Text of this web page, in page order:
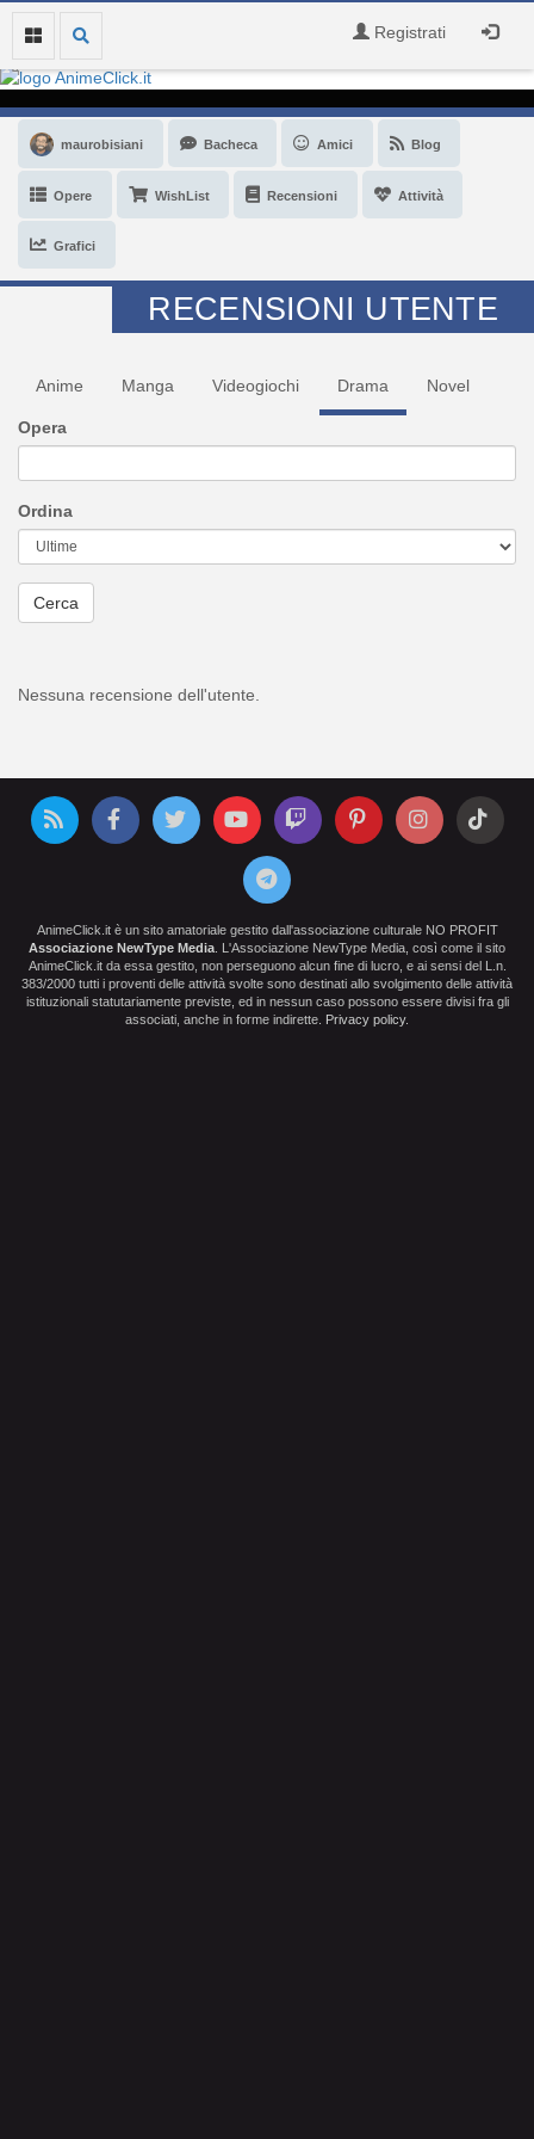
Registrati
maurobisiani Bacheca Amici Blog
Opere WishList Recensioni Attività
Grafici
RECENSIONI UTENTE
Anime Manga Videogiochi Drama Novel
Opera
Ordina
Cerca
Nessuna recensione dell'utente.
AnimeClick.it è un sito amatoriale gestito dall'associazione culturale NO PROFIT
Associazione NewType Media . L'Associazione NewType Media, così come il sito
AnimeClick.it da essa gestito, non perseguono alcun fine di lucro, e ai sensi del L.n.
383/2000 tutti i proventi delle attività svolte sono destinati allo svolgimento delle attività
istituzionali statutariamente previste, ed in nessun caso possono essere divisi fra gli
associati, anche in forme indirette.
Privacy policy.